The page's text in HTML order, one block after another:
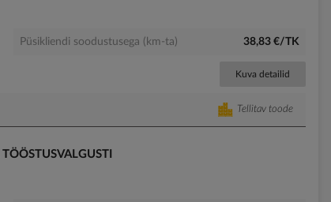
Püsikliendi soodustusega (km-ta) 38,83 €/TK
Kuva detailid
Tellitav toode